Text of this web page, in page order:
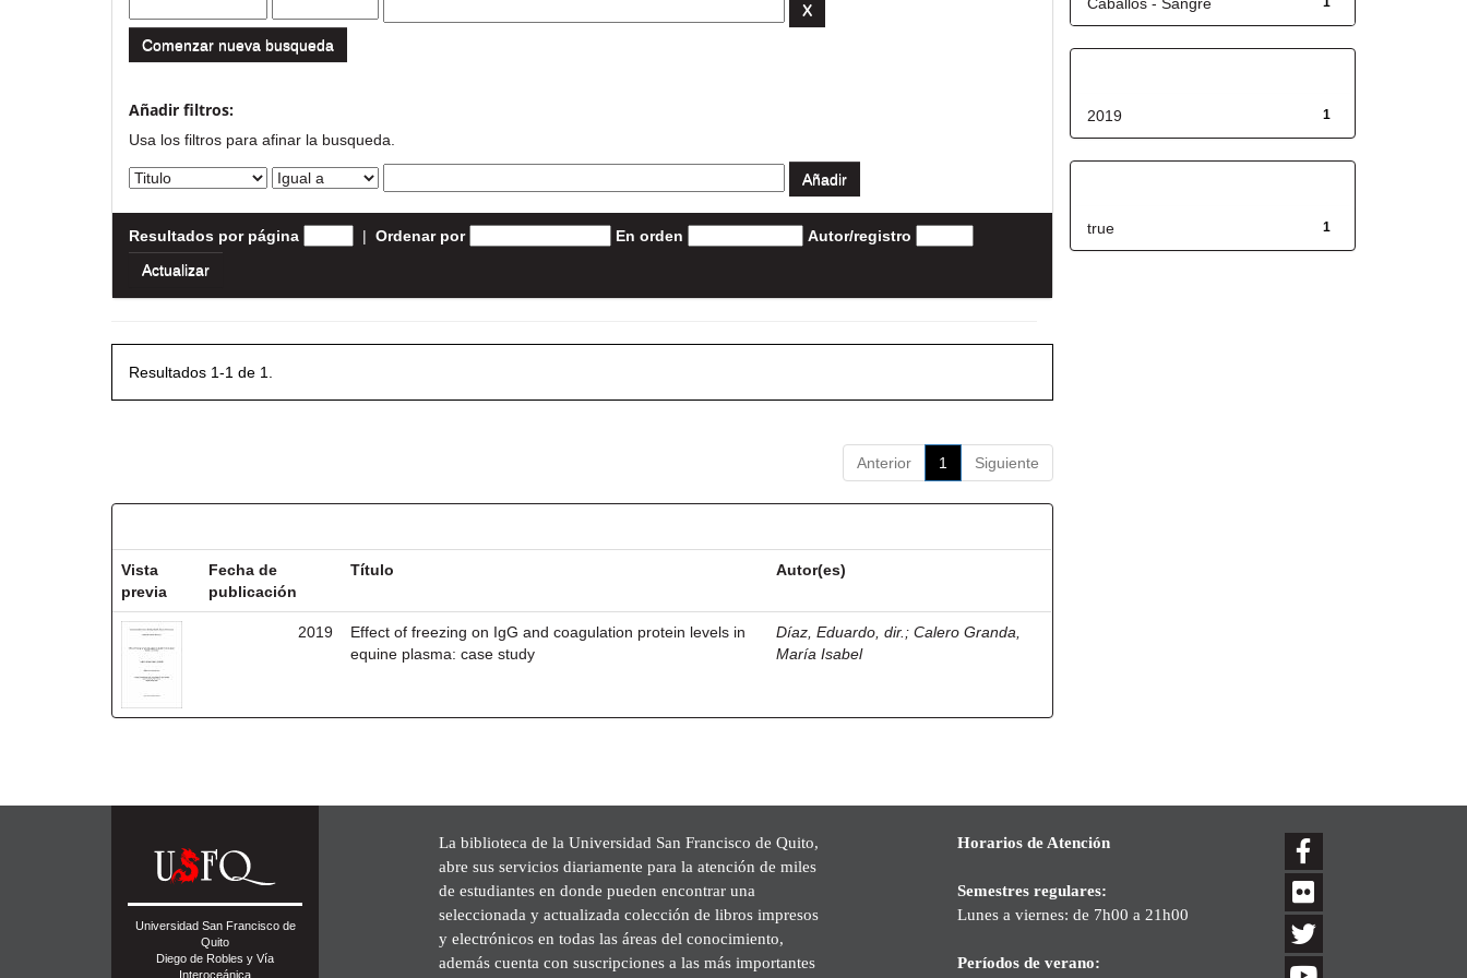
Comenzar nueva busqueda
Añadir filtros:
Usa los filtros para afinar la busqueda.
Resultados por página | Ordenar por En orden Autor/registro
Resultados 1-1 de 1.
Anterior 1 Siguiente
Vista
previa
Fecha de
publicación
Título Autor(es)
2019
Effect of freezing on IgG and coagulation protein levels in
equine plasma: case study
Díaz, Eduardo, dir. ;Calero Granda,
María Isabel
1
2019
1
true
Universidad San Francisco de
Quito
Diego de Robles y Vía
Interoceánica
La biblioteca de la Universidad San Francisco de Quito,
abre sus servicios diariamente para la atención de miles
de estudiantes en donde pueden encontrar una
seleccionada y actualizada colección de libros impresos
y electrónicos en todas las áreas del conocimiento,
además cuenta con suscripciones a las más importantes
Horarios de Atención
Semestres regulares:
Lunes a viernes: de 7h00 a 21h00
Períodos de verano: